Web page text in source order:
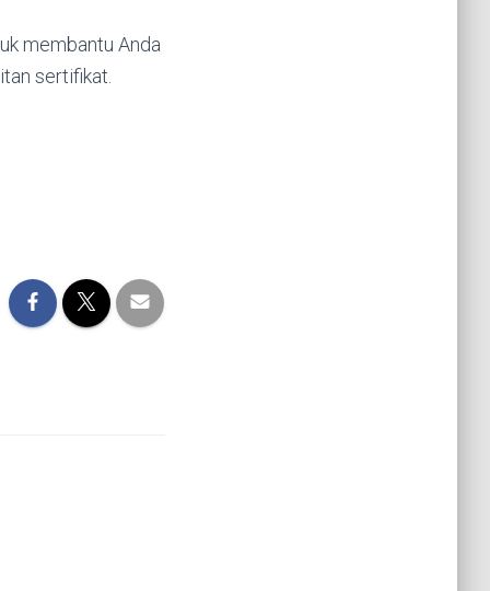
membantu Anda
sertifikat.